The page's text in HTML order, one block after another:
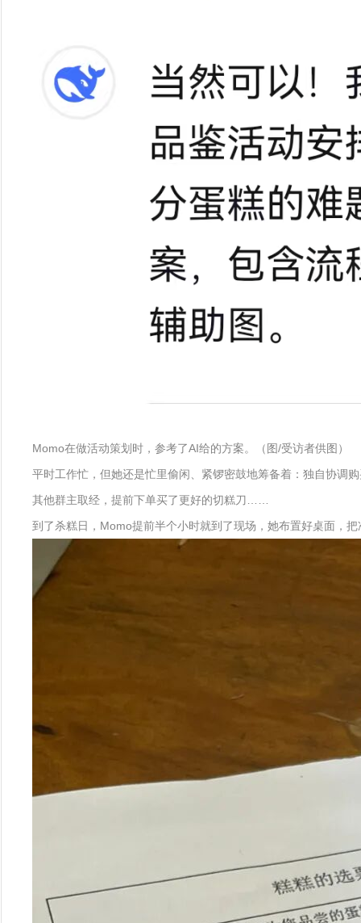
Momo在做活动策划时，参考了AI给的方案。（图/受访者供图）
平时工作忙，但她还是忙里偷闲、紧锣密鼓地筹备着：独自协调
其他群主取经，提前下单买了更好的切糕刀……
到了杀糕日，Momo提前半个小时就到了现场，她布置好桌面，